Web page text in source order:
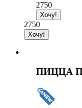
2750
2750
ПИЦЦА